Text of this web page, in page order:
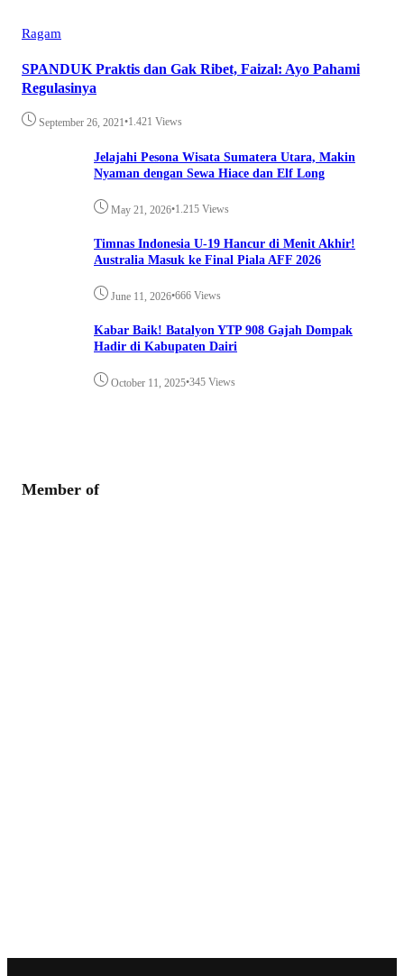
Ragam
SPANDUK Praktis dan Gak Ribet, Faizal: Ayo Pahami
Regulasinya
September 26, 2021•1.421 Views
Jelajahi Pesona Wisata Sumatera Utara, Makin
Nyaman dengan Sewa Hiace dan Elf Long
May 21, 2026•1.215 Views
Timnas Indonesia U-19 Hancur di Menit Akhir!
Australia Masuk ke Final Piala AFF 2026
June 11, 2026•666 Views
Kabar Baik! Batalyon YTP 908 Gajah Dompak
Hadir di Kabupaten Dairi
October 11, 2025•345 Views
Member of